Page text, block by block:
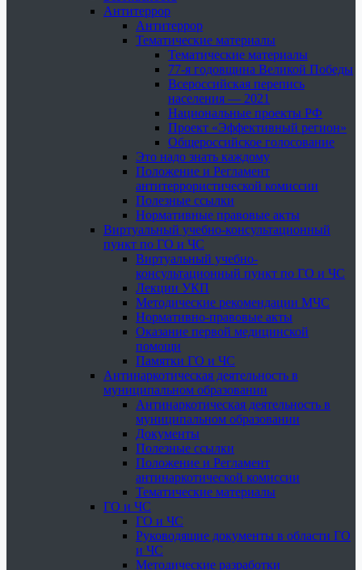
Антитеррор
Антитеррор
Тематические материалы
Тематические материалы
77-я годовщина Великой Победы
Всероссийская перепись
населения — 2021
Национальные проекты РФ
Проект «Эффективный регион»
Общероссийское голосование
Это надо знать каждому
Положение и Регламент
антитеррористической комиссии
Полезные ссылки
Нормативные правовые акты
Виртуальный учебно-консультационный
пункт по ГО и ЧС
Виртуальный учебно-
консультационный пункт по ГО и ЧС
Лекции УКП
Методические рекомендации МЧС
Нормативно-правовые акты
Оказание первой медицинской
помощи
Памятки ГО и ЧС
Антинаркотическая деятельность в
муниципальном образовании
Антинаркотическая деятельность в
муниципальном образовании
Документы
Полезные ссылки
Положение и Регламент
антинаркотической комиссии
Тематические материалы
ГО и ЧС
ГО и ЧС
Руководящие документы в области ГО
и ЧС
Методические разработки